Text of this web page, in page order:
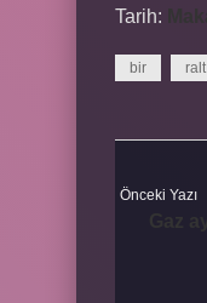
Tarih:
bir ralt
Önceki Yazı